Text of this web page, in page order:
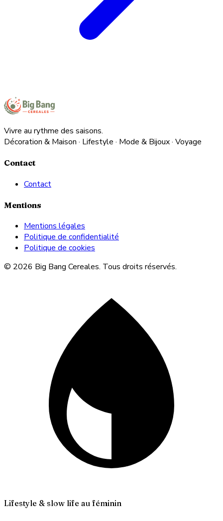
Vivre au rythme des saisons.
Décoration & Maison · Lifestyle · Mode & Bijoux · Voyage
Contact
Contact
Mentions
Mentions légales
Politique de confidentialité
Politique de cookies
© 2026 Big Bang Cereales. Tous droits réservés.
Lifestyle & slow life au féminin